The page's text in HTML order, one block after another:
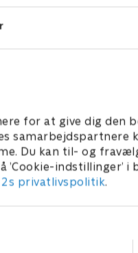
for at give dig den
samarbejdspartnere
Du kan til- og
indstillinger’ i
2s privatlivspolitik.